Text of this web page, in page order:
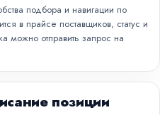
подбора и навигации по
в прайсе поставщиков, статус и
можно отправить запрос на
позиции